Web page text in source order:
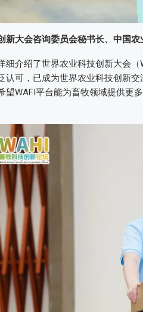
新大会咨询委员会秘书长、中国
细介绍了世界农业科技创新大会
认可，已成为世界农业科技创新
望WAFI平台能为畜牧领域提供更